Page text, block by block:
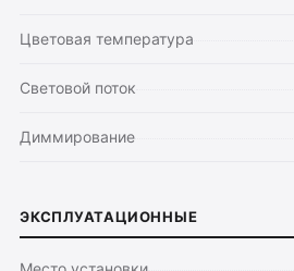
Цветовая температура
Световой поток
Диммирование
ЭКСПЛУАТАЦИОННЫЕ